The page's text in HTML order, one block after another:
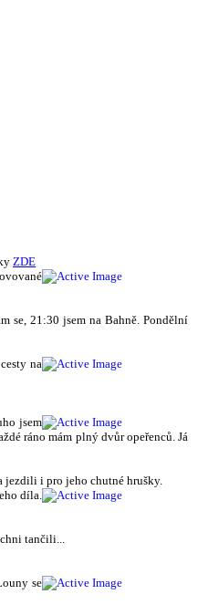
ZDE
se, 21:30 jsem na Bahně. Pondělní
na
jsem
ráno mám plný dvůr opeřenců. Já
jezdili i pro jeho chutné hrušky.
díla.
tančili...
se